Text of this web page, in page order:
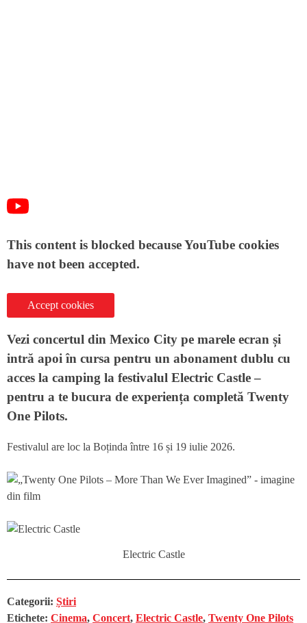
This content is blocked because YouTube cookies
have not been accepted.
Accept cookies
Vezi concertul din Mexico City pe marele ecran și
intră apoi în cursa pentru un abonament dublu cu
acces la camping la festivalul Electric Castle –
pentru a te bucura de experiența completă Twenty
One Pilots.
Festivalul are loc la Boținda între 16 și 19 iulie 2026.
Electric Castle
Categorii: Știri
Etichete: Cinema, Concert, Electric Castle, Twenty One Pilots